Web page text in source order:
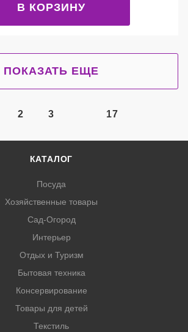
В КОРЗИНУ
ПОКАЗАТЬ ЕЩЕ
2 3 17
КАТАЛОГ
Посуда
Хозяйственные товары
Сад-Огород
Интерьер
Отдых и Туризм
Бытовая техника
Консервирование
Товары для детей
Текстиль